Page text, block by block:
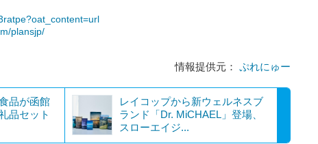
plansjp/
情報提供元： ぷれにゅー
品が函館
品セット
レイコップから新ウェルネスブ
ランド「Dr. MiCHAEL」登場、
スローエイジ...